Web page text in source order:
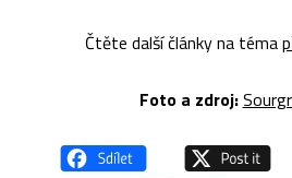
Čtěte další články na téma
Foto a zdroj: